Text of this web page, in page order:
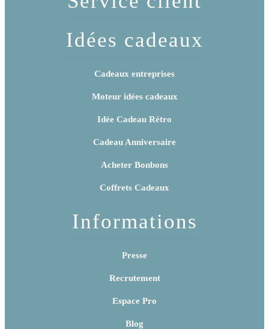
Idées cadeaux
Cadeaux entreprises
Moteur idées cadeaux
Idée Cadeau Rétro
Cadeau Anniversaire
Acheter Bonbons
Coffrets Cadeaux
Informations
Presse
Recrutement
Espace Pro
Blog